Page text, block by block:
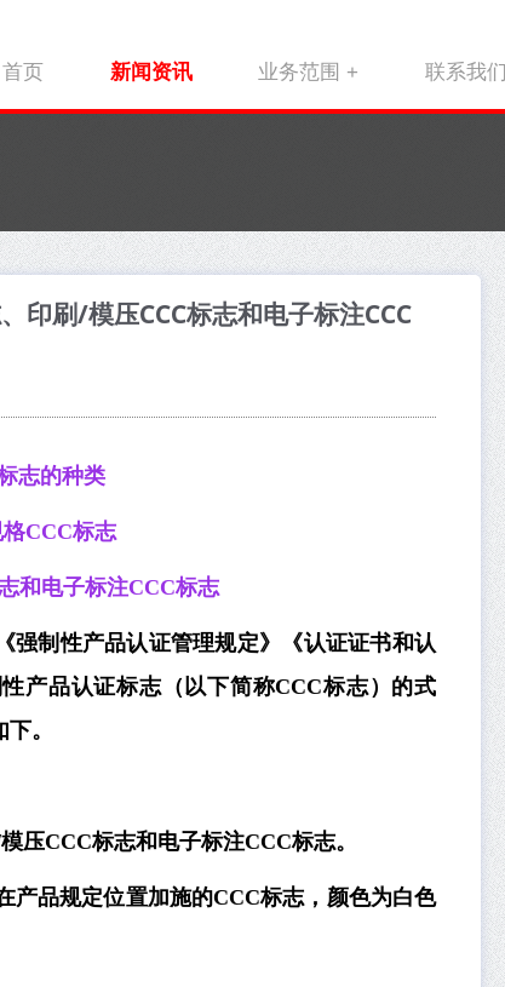
首页 新闻资讯 业务范围 + 联系我们
印刷/模压CCC标志和电子标注CCC
志的种类
CCC标志
和电子标注CCC标志
强制性产品认证管理规定》《认证证书和认
产品认证标志（以下简称CCC标志）的式
。
压CCC标志和电子标注CCC标志。
产品规定位置加施的CCC标志，颜色为白色